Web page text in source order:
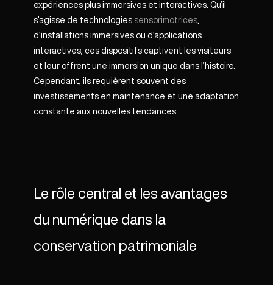
expériences plus immersives et interactives. Qu’il
s’agisse de technologies sensorimotrices,
d’installations immersives ou d’applications
interactives, ces dispositifs captivent les visiteurs
et leur offrent une immersion unique dans l’histoire.
Cependant, ils requièrent souvent des
investissements en maintenance et une adaptation
constante aux nouvelles tendances.
Le rôle central et les avantages
du numérique dans la
conservation patrimoniale